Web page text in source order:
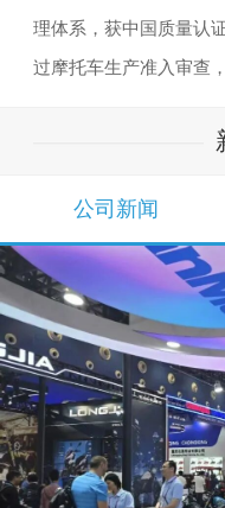
理体系，获中国质量认
过摩托车生产准入审查
公司新闻